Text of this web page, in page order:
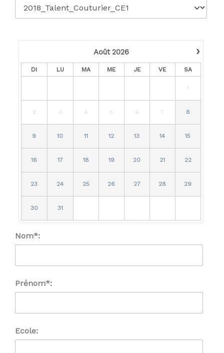
›
Août 2026
DI LU MA ME JE VE SA
1
2 3 4 5 6 7 8
9 10 11 12 13 14 15
16 17 18 19 20 21 22
23 24 25 26 27 28 29
30 31
Nom*:
Prénom*:
Ecole: